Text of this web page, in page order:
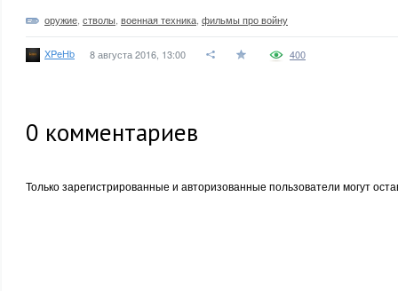
оружие стволы военная техника фильмы про войну
XPeHb 8 августа 2016, 13:00 400
0 комментариев
Только зарегистрированные и авторизованные пользователи могут